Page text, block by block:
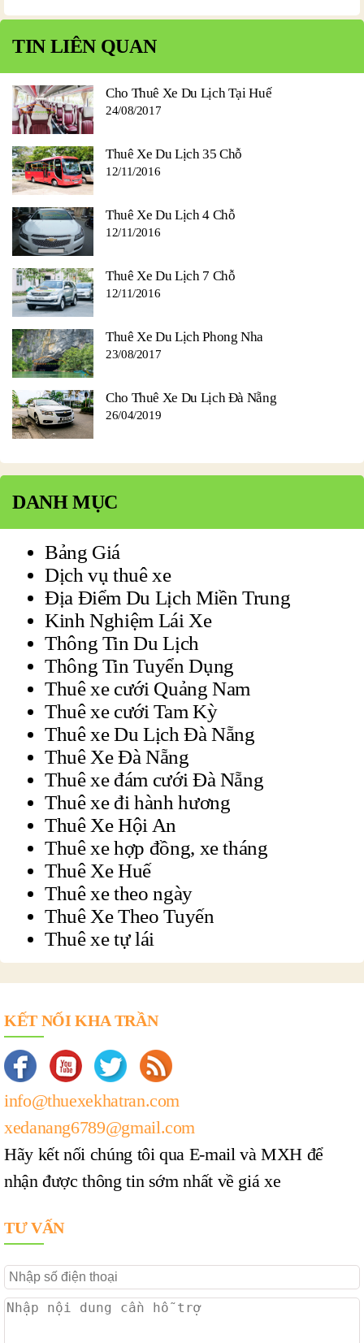
TIN LIÊN QUAN
Cho Thuê Xe Du Lịch Tại Huế
24/08/2017
Thuê Xe Du Lịch 35 Chỗ
12/11/2016
Thuê Xe Du Lịch 4 Chỗ
12/11/2016
Thuê Xe Du Lịch 7 Chỗ
12/11/2016
Thuê Xe Du Lịch Phong Nha
23/08/2017
Cho Thuê Xe Du Lịch Đà Nẵng
26/04/2019
DANH MỤC
Bảng Giá
Dịch vụ thuê xe
Địa Điểm Du Lịch Miền Trung
Kinh Nghiệm Lái Xe
Thông Tin Du Lịch
Thông Tin Tuyển Dụng
Thuê xe cưới Quảng Nam
Thuê xe cưới Tam Kỳ
Thuê xe Du Lịch Đà Nẵng
Thuê Xe Đà Nẵng
Thuê xe đám cưới Đà Nẵng
Thuê xe đi hành hương
Thuê Xe Hội An
Thuê xe hợp đồng, xe tháng
Thuê Xe Huế
Thuê xe theo ngày
Thuê Xe Theo Tuyến
Thuê xe tự lái
KẾT NỐI KHA TRẦN
info@thuexekhatran.com
xedanang6789@gmail.com
Hãy kết nối chúng tôi qua E-mail và MXH để
nhận được thông tin sớm nhất về giá xe
TƯ VẤN